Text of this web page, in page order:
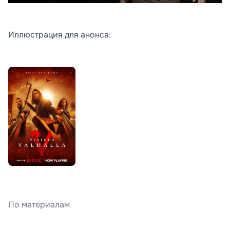
Иллюстрация для анонса:
По материалам